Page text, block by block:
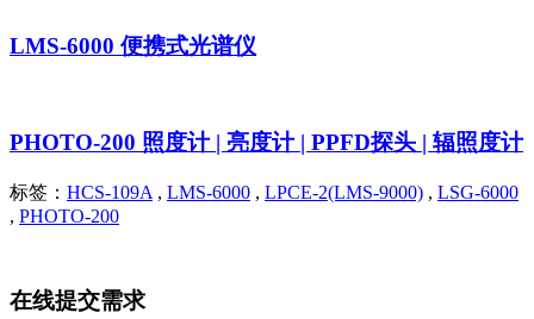
LMS-6000 便携式光谱仪
PHOTO-200 照度计 | 亮度计 | PPFD探头 | 辐照度计
标签： HCS-109A , LMS-6000 , LPCE-2(LMS-9000) , LSG-6000
, PHOTO-200
在线提交需求